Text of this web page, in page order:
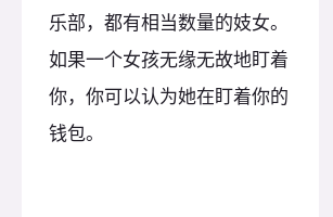
乐部，都有相当数量的妓女。
如果一个女孩无缘无故地盯着
你，你可以认为她在盯着你的
钱包。